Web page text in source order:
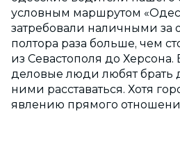
условным маршрутом
затребовали наличными за
полтора раза больше, чем
из Севастополя до
деловые люди любят брать
ними расставаться. Хотя
явлению прямого